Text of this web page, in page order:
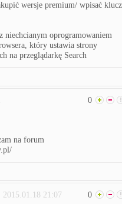
wersje premium/ wpisać
niechcianym oprogramowaniem
który ustawia strony
na przeglądarkę Search
0
na forum
| 2015.01.18 21:07 0